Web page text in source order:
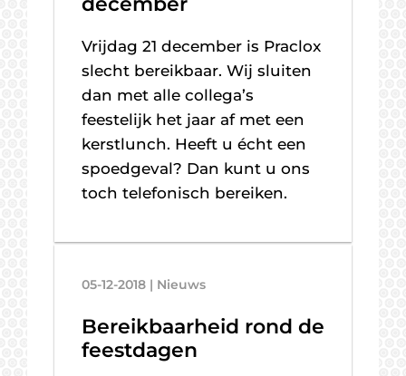
Vrijdag 21 december is Praclox
slecht bereikbaar. Wij sluiten
dan met alle collega’s
feestelijk het jaar af met een
kerstlunch. Heeft u écht een
spoedgeval? Dan kunt u ons
toch telefonisch bereiken.
05-12-2018 | Nieuws
Bereikbaarheid rond de
feestdagen